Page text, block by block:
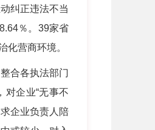
纠正违法不当
％。39家省
化营商环境。
合各执法部门
对企业“无事不
企业负责人陪